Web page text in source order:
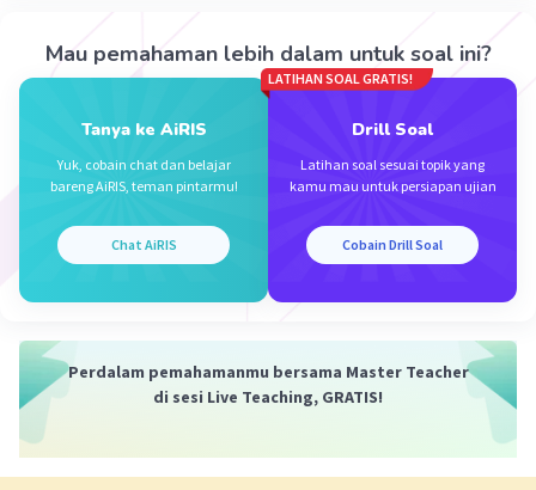
Iklan
Mau pemahaman lebih dalam untuk soal ini?
Tanya ke AiRIS
Yuk, cobain chat dan belajar
bareng AiRIS, teman pintarmu!
Chat AiRIS
LATIHAN SOAL GRATIS!
Drill Soal
Latihan soal sesuai topik yang
kamu mau untuk persiapan ujian
Cobain Drill Soal
Perdalam pemahamanmu bersama Master Teacher
di sesi Live Teaching, GRATIS!